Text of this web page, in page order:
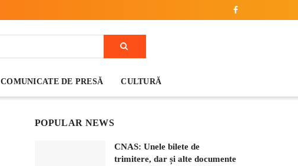
COMUNICATE DE PRESĂ CULTURĂ
POPULAR NEWS
CNAS: Unele bilete de
trimitere, dar și alte documente